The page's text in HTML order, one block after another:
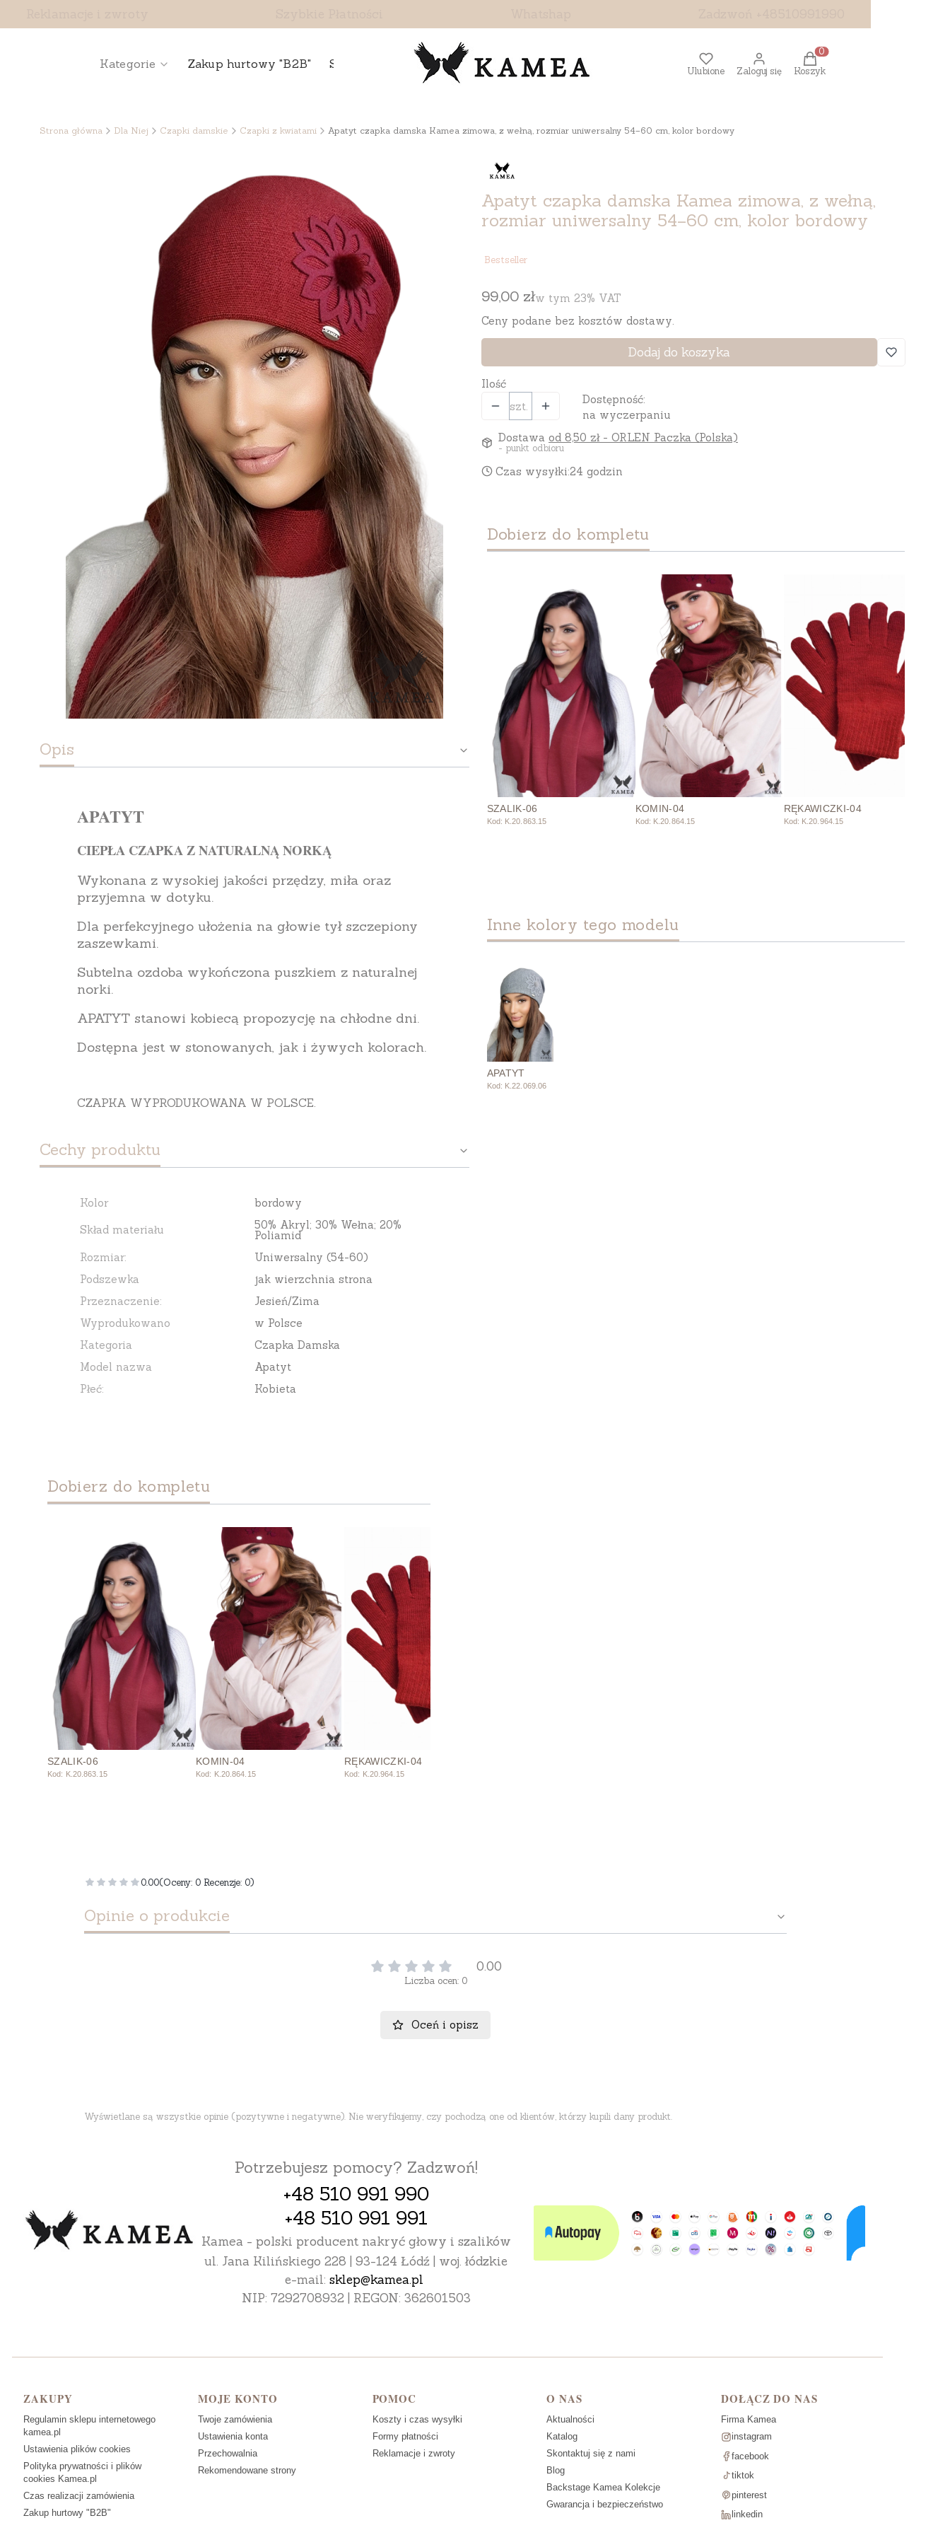
Kategorie Zakup hurtowy "B2B" Skontaktuj się z nami
Ulubione Zaloguj się
Produkty w koszyku: 0.
Koszyk
Strona główna Dla Niej Czapki damskie Czapki z kwiatami Apatyt czapka damska Kamea zimowa, z wełną, rozmiar uniwersalny 54–60 cm, kolor bordowy
Opis
APATYT
CIEPŁA CZAPKA Z NATURALNĄ NORKĄ
Wykonana z wysokiej jakości przędzy, miła oraz
przyjemna w dotyku.
Dla perfekcyjnego ułożenia na głowie tył szczepiony
zaszewkami.
Subtelna ozdoba wykończona puszkiem z naturalnej
norki.
APATYT stanowi kobiecą propozycję na chłodne dni.
Dostępna jest w stonowanych, jak i żywych kolorach.
CZAPKA WYPRODUKOWANA W POLSCE.
Cechy produktu
Kolor bordowy
Skład materiału 50% Akryl; 30% Wełna; 20%
Poliamid
Rozmiar:
Uniwersalny (54-60)
Podszewka
jak wierzchnia strona
Przeznaczenie:
Jesień/Zima
Wyprodukowano
w Polsce
Kategoria
Czapka Damska
Model nazwa
Apatyt
Płeć:
Kobieta
Apatyt czapka damska Kamea zimowa, z wełną,
rozmiar uniwersalny 54–60 cm, kolor bordowy
Etykiety
Bestseller
Cena
99,00 złw tym 23% VAT
w tym 23% VAT
Ceny podane bez kosztów dostawy.
Dodaj do koszyka
Ilość
szt.
Dostępność:
na wyczerpaniu
Dostawa od 8,50 zł - ORLEN Paczka (Polska)
- punkt odbioru
Czas wysyłki:24 godzin
Dobierz do kompletu
SZALIK-06
Kod: K.20.863.15
KOMIN-04
Kod: K.20.864.15
RĘKAWICZKI-04
Kod: K.20.964.15
Inne kolory tego modelu
APATYT
Kod: K.22.069.06
Dobierz do kompletu
SZALIK-06
Kod: K.20.863.15
KOMIN-04
Kod: K.20.864.15
RĘKAWICZKI-04
Kod: K.20.964.15
0.00(Oceny: 0 Recenzje: 0)
Opinie o produkcie
0.00
Liczba ocen: 0
Oceń i opisz
Wyświetlane są wszystkie opinie (pozytywne i negatywne). Nie weryfikujemy, czy pochodzą one od klientów, którzy kupili dany produkt.
Potrzebujesz pomocy? Zadzwoń!
+48 510 991 990
+48 510 991 991
Kamea - polski producent nakryć głowy i szalików
ul. Jana Kilińskiego 228 | 93-124 Łódź | woj. łódzkie
e-mail: sklep@kamea.pl
NIP: 7292708932 | REGON: 362601503
Linki w stopce
ZAKUPY
Regulamin sklepu internetowego
kamea.pl
Ustawienia plików cookies
Polityka prywatności i plików
cookies Kamea.pl
Czas realizacji zamówienia
Zakup hurtowy "B2B"
MOJE KONTO
Twoje zamówienia
Ustawienia konta
Przechowalnia
Rekomendowane strony
POMOC
Koszty i czas wysyłki
Formy płatności
Reklamacje i zwroty
O NAS
Aktualności
Katalog
Skontaktuj się z nami
Blog
Backstage Kamea Kolekcje
Gwarancja i bezpieczeństwo
DOŁĄCZ DO NAS
Firma Kamea
instagram
facebook
tiktok
pinterest
linkedin